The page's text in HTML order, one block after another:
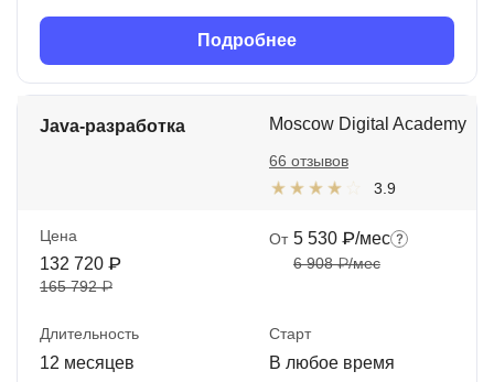
Подробнее
Java-разработка Moscow Digital Academy
3.9
66 отзывов
Цена
132 720 ₽
165 792 ₽
От 5 530 ₽/мес
6 908 ₽/мес
Длительность
12 месяцев
Старт
В любое время